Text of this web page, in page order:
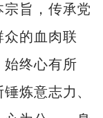
旨，传承党
众的血肉联
始终心有所
炼意志力、